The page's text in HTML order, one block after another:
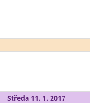
Středa 11. 1. 2017